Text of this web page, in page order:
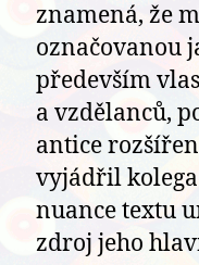
znamená, že
označovanou
především
a vzdělanců,
antice
vyjádřil kolega
nuance textu
zdroj jeho